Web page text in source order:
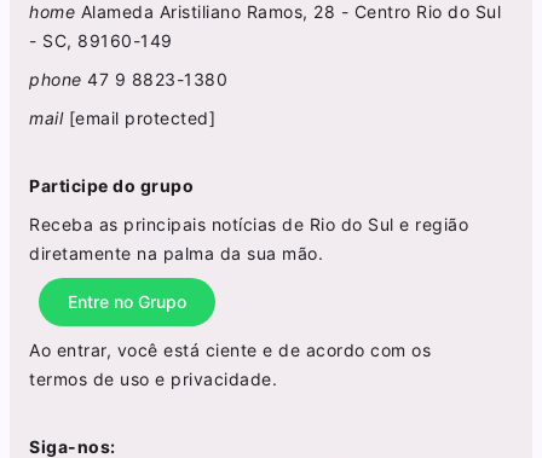
home Alameda Aristiliano Ramos, 28 - Centro Rio do Sul
- SC, 89160-149
phone 47 9 8823-1380
mail [email protected]
Participe do grupo
Receba as principais notícias de Rio do Sul e região
diretamente na palma da sua mão.
Entre no Grupo
Ao entrar, você está ciente e de acordo com os
termos de uso e privacidade.
Siga-nos: